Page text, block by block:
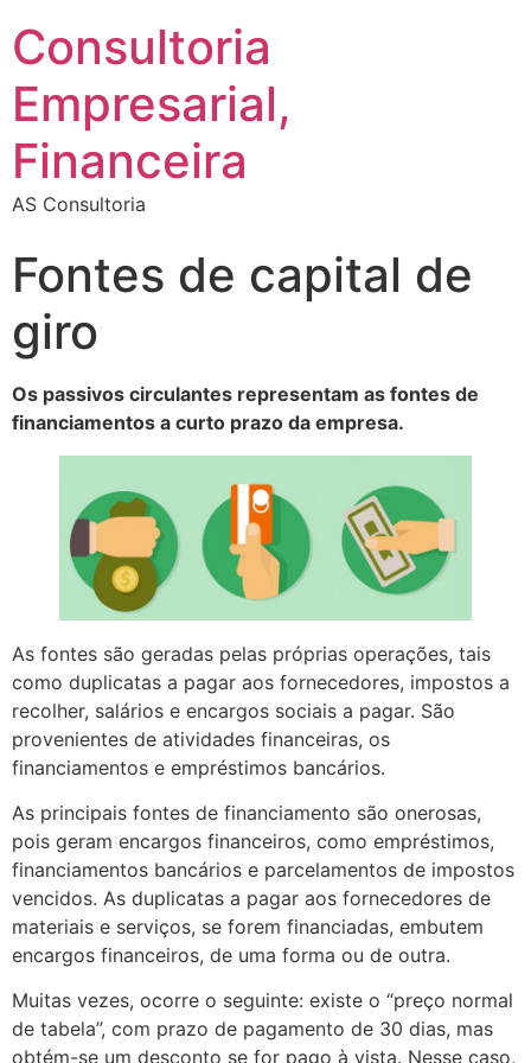
Consultoria
Empresarial,
Financeira
AS Consultoria
Fontes de capital de
giro
Os passivos circulantes representam as fontes de
financiamentos a curto prazo da empresa.
As fontes são geradas pelas próprias operações, tais
como duplicatas a pagar aos fornecedores, impostos a
recolher, salários e encargos sociais a pagar. São
provenientes de atividades financeiras, os
financiamentos e empréstimos bancários.
As principais fontes de financiamento são onerosas,
pois geram encargos financeiros, como empréstimos,
financiamentos bancários e parcelamentos de impostos
vencidos. As duplicatas a pagar aos fornecedores de
materiais e serviços, se forem financiadas, embutem
encargos financeiros, de uma forma ou de outra.
Muitas vezes, ocorre o seguinte: existe o “preço normal
de tabela”, com prazo de pagamento de 30 dias, mas
obtém-se um desconto se for pago à vista. Nesse caso,